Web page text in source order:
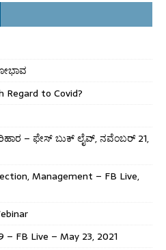
Regard to Covid?
– ಫೇಸ್ ಬುಕ್ ಲೈವ್, ನವೆಂಬರ್ 21,
Management – FB Live,
FB Live – May 23, 2021